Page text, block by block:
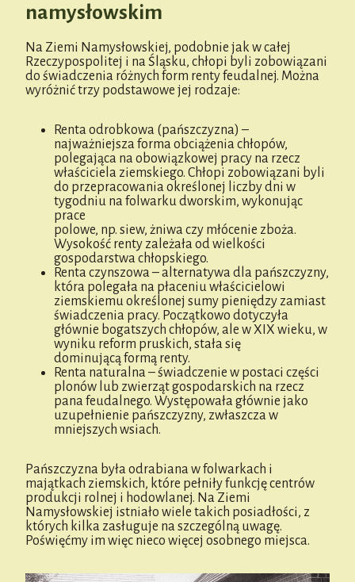
namysłowskim
Na Ziemi Namysłowskiej, podobnie jak w całej
Rzeczypospolitej i na Śląsku, chłopi byli zobowiązani
do świadczenia różnych form renty feudalnej. Można
wyróżnić trzy podstawowe jej rodzaje:
Renta odrobkowa (pańszczyzna) –
najważniejsza forma obciążenia chłopów,
polegająca na obowiązkowej pracy na rzecz
właściciela ziemskiego. Chłopi zobowiązani byli
do przepracowania określonej liczby dni w
tygodniu na folwarku dworskim, wykonując
prace
polowe, np. siew, żniwa czy młócenie zboża.
Wysokość renty zależała od wielkości
gospodarstwa chłopskiego.
Renta czynszowa – alternatywa dla pańszczyzny,
która polegała na płaceniu właścicielowi
ziemskiemu określonej sumy pieniędzy zamiast
świadczenia pracy. Początkowo dotyczyła
głównie bogatszych chłopów, ale w XIX wieku, w
wyniku reform pruskich, stała się
dominującą formą renty.
Renta naturalna – świadczenie w postaci części
plonów lub zwierząt gospodarskich na rzecz
pana feudalnego. Występowała głównie jako
uzupełnienie pańszczyzny, zwłaszcza w
mniejszych wsiach.
Pańszczyzna była odrabiana w folwarkach i
majątkach ziemskich, które pełniły funkcję centrów
produkcji rolnej i hodowlanej. Na Ziemi
Namysłowskiej istniało wiele takich posiadłości, z
których kilka zasługuje na szczególną uwagę.
Poświęćmy im więc nieco więcej osobnego miejsca.